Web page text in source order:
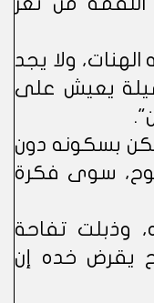
ولا يجد
يعيش على
بسكونه دون
سوى فكرة
وذبلت تفاحة
يقرض خده إن